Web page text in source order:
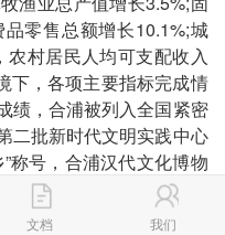
零售总额增长10.1%;城
村居民人均可支配收入
下，各项主要指标完成情
绩，合浦被列入全国紧密
二批新时代文明实践中心
称号，合浦汉代文化博物
育示范基地”，精一公司
馆、白沙3镇入选全国千
文档 我们